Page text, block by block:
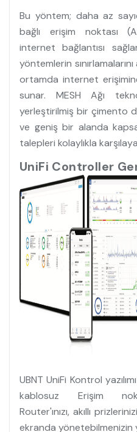
Bu yöntem; daha az
bağlı erişim noktası
internet bağlantısı
yöntemlerin
ortamda internet
sunar. MESH Ağı
yerleştirilmiş bir çimento
ve geniş bir alanda
talepleri kolaylıkla
UniFi Controller
UBNT UniFi Kontrol
kablosuz Erişim
Router'ınızı, akıllı
ekranda yönetebilmenizin